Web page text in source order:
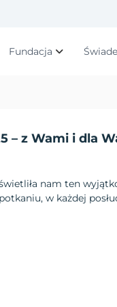
Fundacja
– z Wami i dla
nam ten
w każdej